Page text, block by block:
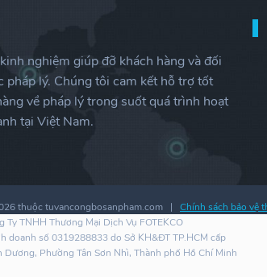
nghiệm giúp đỡ khách hàng và đối
pháp lý. Chúng tôi cam kết hỗ trợ tốt
về pháp lý trong suốt quá trình hoạt
tại Việt Nam.
thuộc tuvancongbosanpham.com | Chính sách bảo vệ
Ty TNHH Thương Mại Dịch Vụ FOTEKCO
doanh số 0319288833 do Sở KH&ĐT TP.HCM cấp
Phường Tân Sơn Nhì, Thành phố Hồ Chí Minh